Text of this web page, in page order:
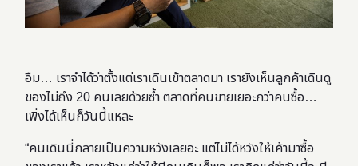
อืม… เราจำได้ว่าตั้งแต่เราเดินเข้าตลาดมา เรายังเห็นลูกค้าเดินดู
ของไม่ถึง 20 คนเลยด้วยซ้ำ ตลาดที่คนขายเยอะกว่าคนซื้อ…
เพิ่งได้เห็นก็วันนี้แหละ
“คนเดินนี่กลายเป็นความหวังเลยอะ แต่ไม่ได้หวังให้เค้ามาซื้อ